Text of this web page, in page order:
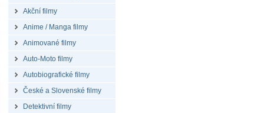
Akční filmy
Anime / Manga filmy
Animované filmy
Auto-Moto filmy
Autobiografické filmy
České a Slovenské filmy
Detektivní filmy